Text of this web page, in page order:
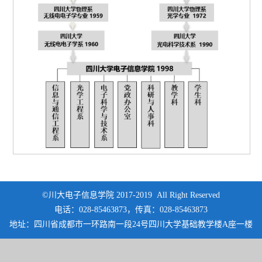
©川大电子信息学院 2017-2019 All Right Reserved
电话：028-85463873，传真：028-85463873
地址：四川省成都市一环路南一段24号四川大学基础教学楼A座一楼